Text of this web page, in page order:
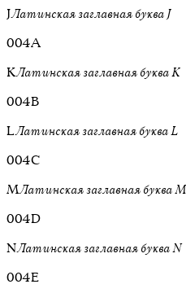
JЛатинская заглавная буква J
004A
KЛатинская заглавная буква K
004B
LЛатинская заглавная буква L
004C
MЛатинская заглавная буква M
004D
NЛатинская заглавная буква N
004E